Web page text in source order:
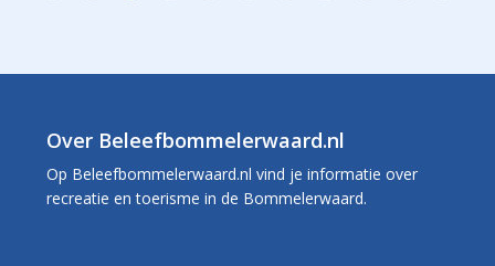
Over Beleefbommelerwaard.nl
Op Beleefbommelerwaard.nl vind je informatie over
recreatie en toerisme in de Bommelerwaard.